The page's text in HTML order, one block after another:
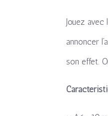
Jouez
annoncer
son effet.